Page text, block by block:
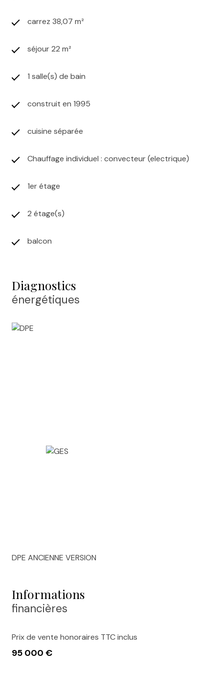
carrez 38,07 m²
séjour 22 m²
1 salle(s) de bain
construit en 1995
cuisine séparée
Chauffage individuel : convecteur (electrique)
1er étage
2 étage(s)
balcon
Diagnostics
énergétiques
DPE ANCIENNE VERSION
Informations
financières
Prix de vente honoraires TTC inclus
95 000 €